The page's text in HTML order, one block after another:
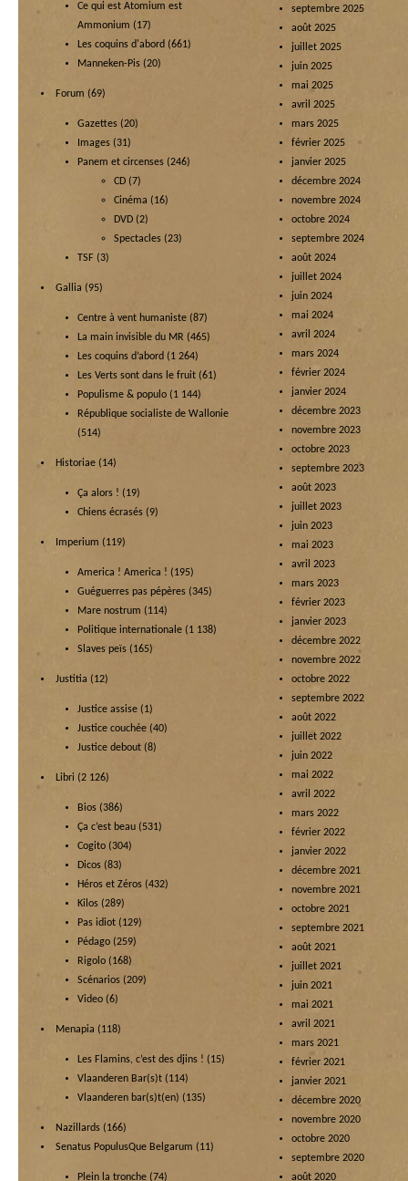
Ce qui est Atomium est
Ammonium (17)
Les coquins d'abord (661)
Manneken-Pis (20)
Forum (69)
Gazettes (20)
Images (31)
Panem et circenses (246)
CD (7)
Cinéma (16)
DVD (2)
Spectacles (23)
TSF (3)
Gallia (95)
Centre à vent humaniste (87)
La main invisible du MR (465)
Les coquins d’abord (1 264)
Les Verts sont dans le fruit (61)
Populisme & populo (1 144)
République socialiste de Wallonie
(514)
Historiae (14)
Ça alors ! (19)
Chiens écrasés (9)
Imperium (119)
America ! America ! (195)
Guéguerres pas pépères (345)
Mare nostrum (114)
Politique internationale (1 138)
Slaves peïs (165)
Justitia (12)
Justice assise (1)
Justice couchée (40)
Justice debout (8)
Libri (2 126)
Bios (386)
Ça c’est beau (531)
Cogito (304)
Dicos (83)
Héros et Zéros (432)
Kilos (289)
Pas idiot (129)
Pédago (259)
Rigolo (168)
Scénarios (209)
Video (6)
Menapia (118)
Les Flamins, c’est des djins ! (15)
Vlaanderen Bar(s)t (114)
Vlaanderen bar(s)t(en) (135)
Nazillards (166)
Senatus PopulusQue Belgarum (11)
Plein la tronche (74)
septembre 2025
août 2025
juillet 2025
juin 2025
mai 2025
avril 2025
mars 2025
février 2025
janvier 2025
décembre 2024
novembre 2024
octobre 2024
septembre 2024
août 2024
juillet 2024
juin 2024
mai 2024
avril 2024
mars 2024
février 2024
janvier 2024
décembre 2023
novembre 2023
octobre 2023
septembre 2023
août 2023
juillet 2023
juin 2023
mai 2023
avril 2023
mars 2023
février 2023
janvier 2023
décembre 2022
novembre 2022
octobre 2022
septembre 2022
août 2022
juillet 2022
juin 2022
mai 2022
avril 2022
mars 2022
février 2022
janvier 2022
décembre 2021
novembre 2021
octobre 2021
septembre 2021
août 2021
juillet 2021
juin 2021
mai 2021
avril 2021
mars 2021
février 2021
janvier 2021
décembre 2020
novembre 2020
octobre 2020
septembre 2020
août 2020